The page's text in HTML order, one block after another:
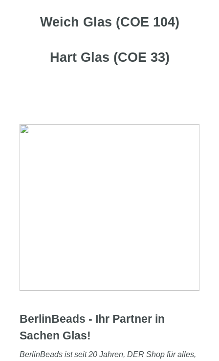
Weich Glas (COE 104)
Hart Glas (COE 33)
BerlinBeads - Ihr Partner in
Sachen Glas!
BerlinBeads ist seit 20 Jahren, DER Shop für alles,